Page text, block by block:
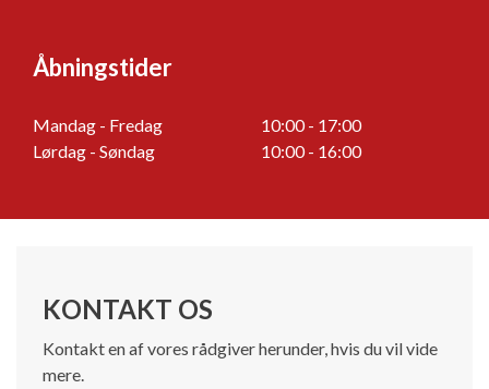
Åbningstider
Mandag - Fredag
10:00 - 17:00
Lørdag - Søndag
10:00 - 16:00
KONTAKT OS
Kontakt en af vores rådgiver herunder, hvis du vil vide
mere.